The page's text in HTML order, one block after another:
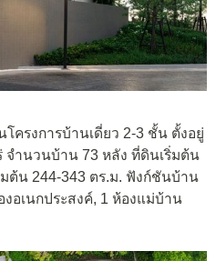
โครงการบ้านเดี่ยว 2-3 ชั้น ตั้งอยู่
จำนวนบ้าน 73 หลัง ที่ดินเริ่มต้น
ต้น 244-343 ตร.ม. ฟังก์ชันบ้าน
อเนกประสงค์, 1 ห้องแม่บ้าน